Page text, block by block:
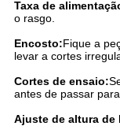
Taxa de
o rasgo.
Encosto:Fique a
levar a cortes
Cortes de ensaio:
antes de passar
Ajuste de altura de